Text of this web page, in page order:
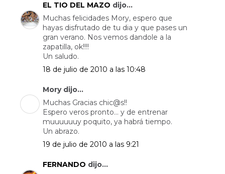
EL TIO DEL MAZO dijo...
Muchas felicidades Mory, espero que
hayas disfrutado de tu dia y que pases un
gran verano. Nos vemos dandole a la
zapatilla, ok!!!!
Un saludo.
18 de julio de 2010 a las 10:48
Mory dijo...
Muchas Gracias chic@s!!
Espero veros pronto... y de entrenar
muuuuuuy poquito, ya habrá tiempo.
Un abrazo.
19 de julio de 2010 a las 9:21
FERNANDO dijo...